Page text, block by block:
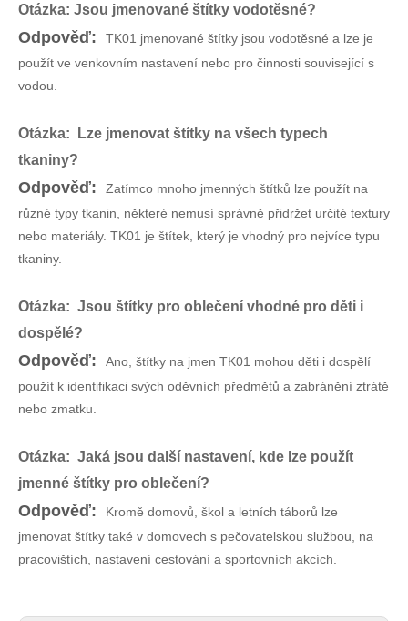
Otázka: Jsou jmenované štítky vodotěsné?
Odpověď:
TK01 jmenované štítky jsou vodotěsné a lze je
použít ve venkovním nastavení nebo pro činnosti související s
vodou.
Otázka: Lze jmenovat štítky na všech typech
tkaniny?
Odpověď:
Zatímco mnoho jmenných štítků lze použít na
různé typy tkanin, některé nemusí správně přidržet určité textury
nebo materiály. TK01 je štítek, který je vhodný pro nejvíce typu
tkaniny.
Otázka: Jsou štítky pro oblečení vhodné pro děti i
dospělé?
Odpověď:
Ano, štítky na jmen TK01 mohou děti i dospělí
použít k identifikaci svých oděvních předmětů a zabránění ztrátě
nebo zmatku.
Otázka: Jaká jsou další nastavení, kde lze použít
jmenné štítky pro oblečení?
Odpověď:
Kromě domovů, škol a letních táborů lze
jmenovat štítky také v domovech s pečovatelskou službou, na
pracovištích, nastavení cestování a sportovních akcích.